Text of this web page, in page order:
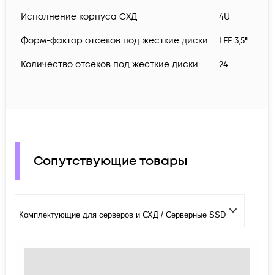
Исполнение корпуса СХД 4U
Форм-фактор отсеков под жесткие диски LFF 3,5"
Количество отсеков под жесткие диски 24
Сопутствующие товары
Комплектующие для серверов и СХД / Серверные SSD